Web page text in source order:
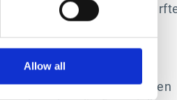
Allow all
und Jahren beflügeln
4,7 Mio. Euro, die als
einer sehr geringen